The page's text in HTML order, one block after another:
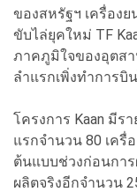
ของสหรัฐฯ เครื่อง
ขับไล่ยุคใหม่ TF
ภาคภูมิใจของอุตส
ลำแรกเพิ่งทำการบิ
โครงการ Kaan มีร
แรกจำนวน 80 เครื่
ต้นแบบช่วงก่อนกา
ผลิตจริงอีกจำนวน